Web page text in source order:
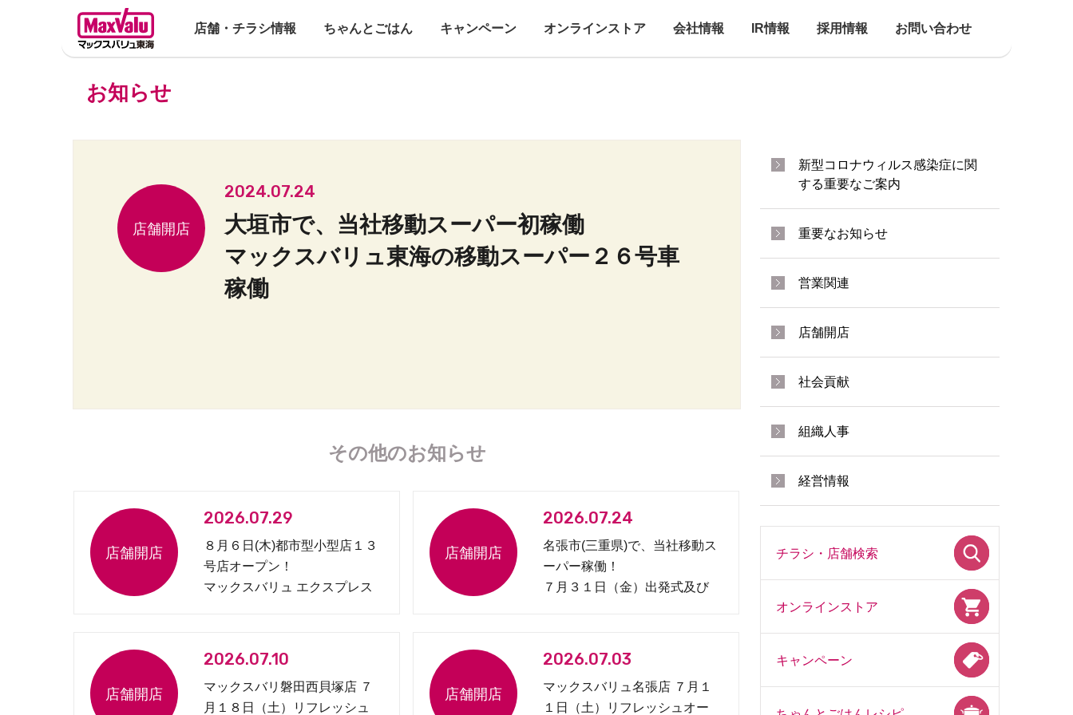
店舗・チラシ情報 ちゃんとごはん キャンペーン オンラインストア 会社情報 IR情報 採用情報 お問い合わせ
お知らせ
2024.07.24
大垣市で、当社移動スーパー初稼働
マックスバリュ東海の移動スーパー２６号車
稼働
その他のお知らせ
2026.07.29
８月６日(木)都市型小型店１３
号店オープン！
マックスバリュ エクスプレス
2026.07.24
名張市(三重県)で、当社移動ス
ーパー稼働！
７月３１日（金）出発式及び
2026.07.10
マックスバリ磐田西貝塚店 ７
月１８日（土）リフレッシュ
2026.07.03
マックスバリュ名張店 ７月１
１日（土）リフレッシュオー
新型コロナウィルス感染症に関
する重要なご案内
重要なお知らせ
営業関連
店舗開店
社会貢献
組織人事
経営情報
チラシ・店舗検索
オンラインストア
キャンペーン